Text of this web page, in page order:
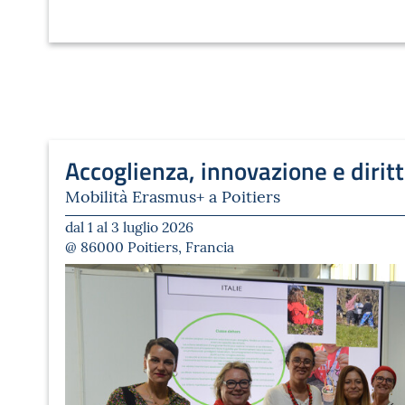
Accoglienza, innovazione e
Mobilità Erasmus+ a Poitiers
dal 1 al 3 luglio 2026
@ 86000 Poitiers, Francia